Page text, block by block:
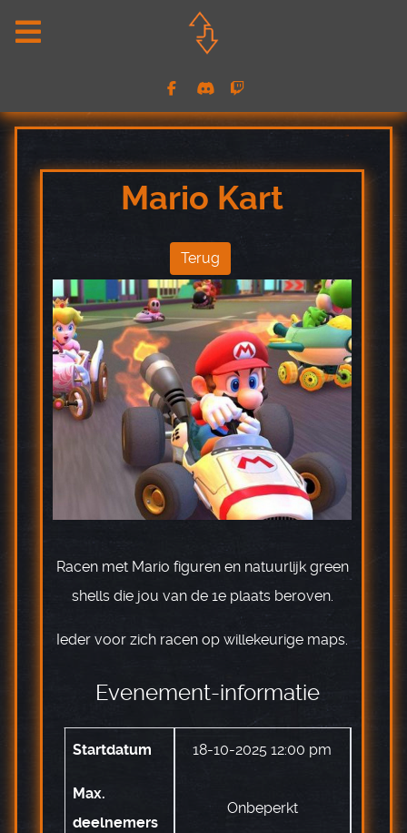
Mario Kart
Terug
Racen met Mario figuren en natuurlijk green
shells die jou van de 1e plaats beroven.
Ieder voor zich racen op willekeurige maps.
Evenement-informatie
Startdatum 18-10-2025 12:00 pm
Max.
deelnemers
Onbeperkt